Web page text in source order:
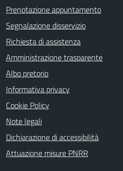
Prenotazione appuntamento
Segnalazione disservizio
Richiesta di assistenza
Amministrazione trasparente
Albo pretorio
Informativa privacy
Cookie Policy
Note legali
Dichiarazione di accessibilità
Attuazione misure PNRR